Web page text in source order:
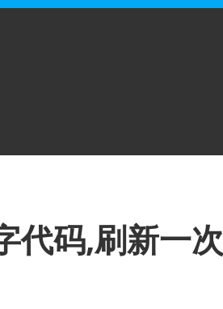
代码,刷新一次